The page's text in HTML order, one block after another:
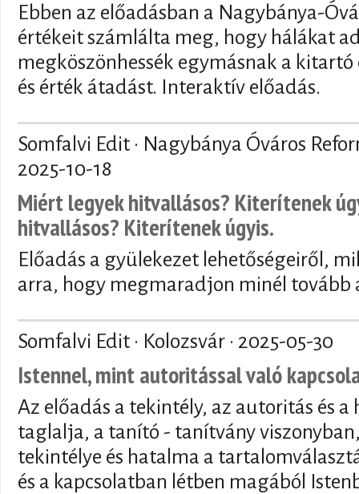
Ebben az előadásban a Nagybánya-
értékeit számlálta meg, hogy hálákat
megköszönhessék egymásnak a
és érték átadást. Interaktív előadás.
Somfalvi Edit · Nagybánya Óváros
2025-10-18
Miért legyek hitvallásos? Kiterítenek
hitvallásos? Kiterítenek úgyis.
Előadás a gyülekezet lehetőségeiről,
arra, hogy megmaradjon minél tovább
Somfalvi Edit · Kolozsvár · 2025-05-30
Istennel, mint autoritással való
Az előadás a tekintély, az autoritás és
taglalja, a tanító - tanítvány
tekintélye és hatalma a
és a kapcsolatban létben magából